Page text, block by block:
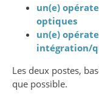
un(e)
optiques
un(e)
intégration/
Les deux postes,
que possible.